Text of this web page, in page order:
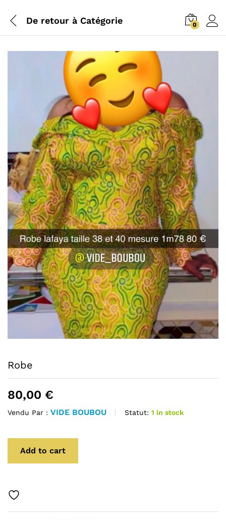
De retour à Catégorie 0
Robe
80,00 €
Vendu Par : VIDE BOUBOU Statut: 1 in stock
Add to cart